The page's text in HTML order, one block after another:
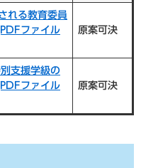
れる教育委員
ファイル
原案可決
支援学級の
ファイル
原案可決